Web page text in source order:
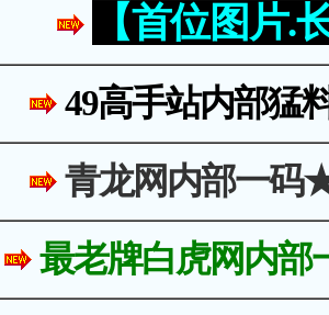
【首位图片.
49高手站内部猛
青龙网内部一码
最老牌白虎网内部